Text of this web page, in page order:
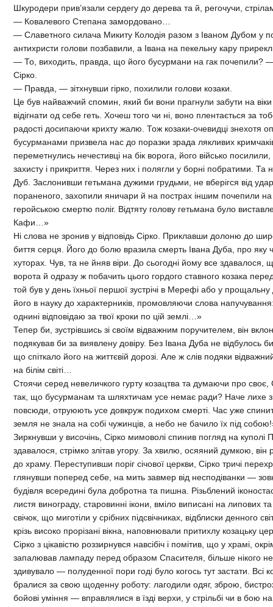
Шкуродери прив’язали сердегу до дерева та й, регочучи,
— Ковалевого Степана замордовано…
— Славетного силача Микиту Колодія разом з Іваном Дубом у
антихристи голови позбавили, а Івана на пекельну кару
— То, виходить, правда, що його бусурмани на гак почепили?
Сірко.
— Правда, — зітхнувши гірко, похилили голови козаки.
Це був найважчий спомин, який би вони прагнули забути на віки
відігнати од себе геть. Хочеш того чи ні, воно плентається за
радості досипаючи крихту жалю. Тож козаки-очевидці знехотя
бусурманами призвела нас до поразки зрада лякливих
переметнулись нечестивці на бік ворога, його військо
захисту і прикриття. Через них і полягли у борні побратими. Та
Дуб. Заслонивши гетьмана дужими грудьми, не вберігся від
пораненого, захопили яничари й на пострах іншим почепили
геройською смертю поліг. Відтяту голову гетьмана було
Кафи…»
Ні слова не зронив у відповідь Сірко. Приклавши долоню до
биття серця. Його до болю вразила смерть Івана Дуба, про яку
хуторах. Чув, та не йняв віри. До сьогодні йому все здавалося,
ворота й одразу ж побачить цього гордого ставного козака
той був у день їхньої першої зустрічі в Мерефі або у
його в науку до характерників, промовляючи слова
однині відповідаю за твої кроки по цій землі…»
Тепер би, зустрівшись зі своїм відважним поручителем, він
подякував би за виявлену довіру. Без Івана Дуба не відбулось
що спіткало його на життєвій дорозі. Але ж слів подяки
на білім світі…
Стоячи серед невеличкого гурту козацтва та думаючи про своє,
так, що бусурманам та шляхтичам усе немає ради? Наче лихе
повсюди, отруюють усе довкруж подихом смерті. Час уже
земля не знала на собі чужинців, а небо не бачило їх під
Зиркнувши у височінь, Сірко мимоволі спинив погляд на куполі
здавалося, стрімко злітав угору. За хвилю, осяяний думкою, він
до храму. Переступивши поріг січової церкви, Сірко тричі
глянувши поперед себе, на мить завмер від несподіванки —
будівля всередині була добротна та пишна. Різьблений
листя винограду, старовинні ікони, вміло виписані на липових
свічок, що миготіли у срібних підсвічниках, відблиски денного
крізь високо прорізані вікна, наповнювали притихлу козацьку
Сірко з цікавістю роззирнувся навсібіч і помітив, що у храмі,
запалював лампаду перед образом Спасителя, більше нікого
здивувало — полуденної пори годі було когось тут застати. Всі
бралися за свою щоденну роботу: лагодили одяг, зброю,
бойові уміння — вправлялися в їзді верхи, у стрільбі чи в бою